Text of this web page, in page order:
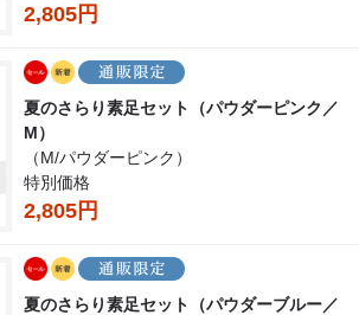
2,805円
夏のさらり素足セット（パウダーピンク／
M）
（M/パウダーピンク）
特別価格
2,805円
夏のさらり素足セット（パウダーブルー／